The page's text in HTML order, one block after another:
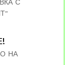
С
НА